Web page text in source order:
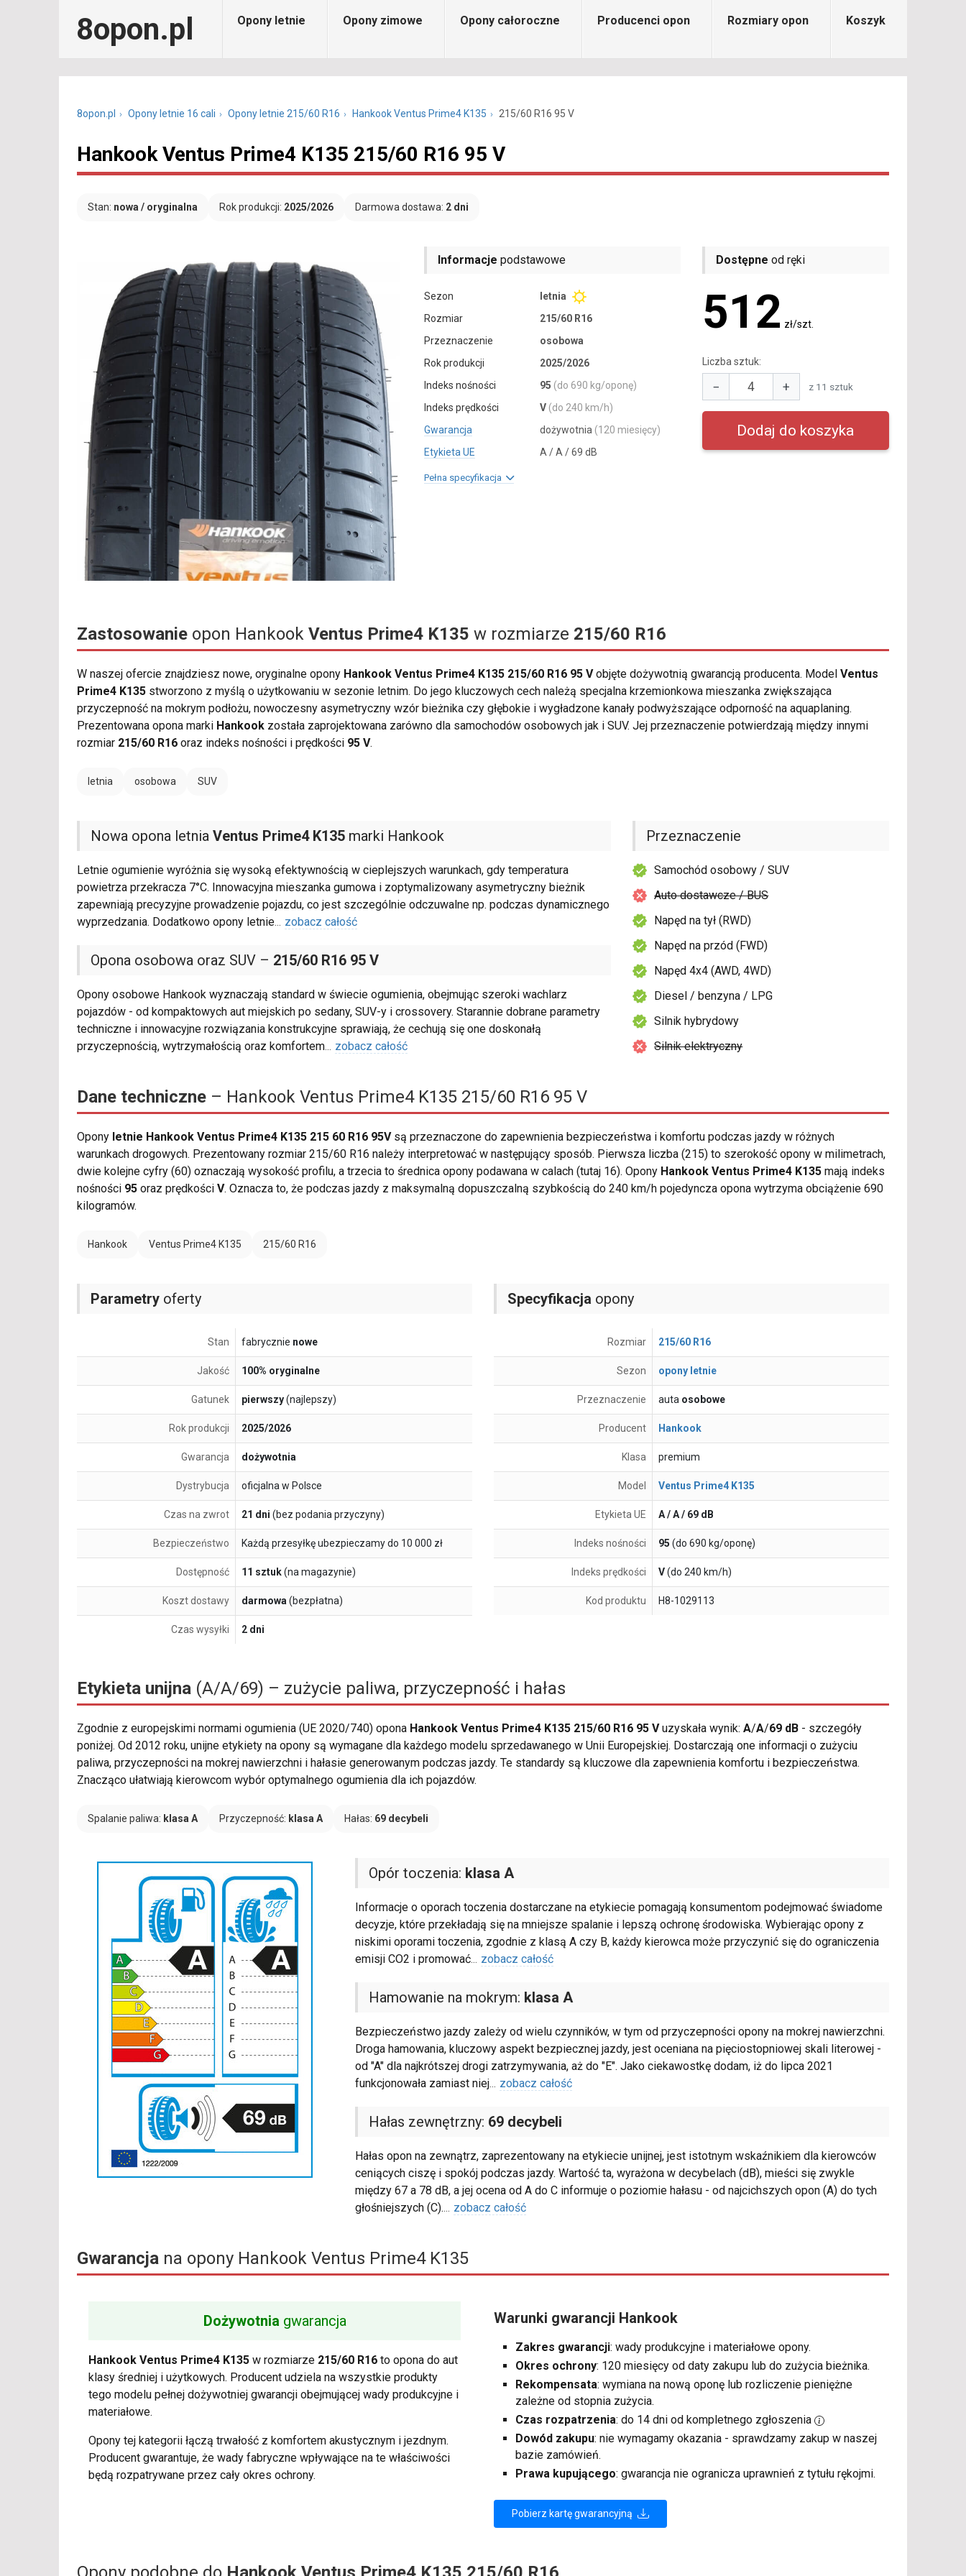
8opon.pl Opony letnie Opony zimowe Opony całoroczne Producenci opon Rozmiary opon Koszyk
8opon.pl Opony letnie 16 cali Opony letnie 215/60 R16 Hankook Ventus Prime4 K135 215/60 R16 95 V
Hankook Ventus Prime4 K135 215/60 R16 95 V
Stan: nowa / oryginalna Rok produkcji: 2025/2026 Darmowa dostawa: 2 dni
Informacje podstawowe
Sezon
letnia
Rozmiar
215/60 R16
Przeznaczenie
osobowa
Rok produkcji
2025/2026
Indeks nośności
95 (do 690 kg/oponę)
Indeks prędkości
V (do 240 km/h)
Gwarancja
dożywotnia (120 miesięcy)
Etykieta UE
A / A / 69 dB
Pełna specyfikacja
Dostępne od ręki
512 zł/szt.
Liczba sztuk:
− + z 11 sztuk
Zastosowanie opon Hankook Ventus Prime4 K135 w rozmiarze 215/60 R16
W naszej ofercie znajdziesz nowe, oryginalne opony Hankook Ventus Prime4 K135 215/60 R16 95 Vobjęte dożywotnią gwarancją producenta. Model Ventus
Prime4 K135 stworzono z myślą o użytkowaniu w sezonie letnim. Do jego kluczowych cech należą specjalna krzemionkowa mieszanka zwiększająca
przyczepność na mokrym podłożu, nowoczesny asymetryczny wzór bieżnika czy głębokie i wygładzone kanały podwyższające odporność na aquaplaning.
Prezentowana opona marki Hankook została zaprojektowana zarówno dla samochodów osobowych jak i SUV. Jej przeznaczenie potwierdzają między innymi
rozmiar 215/60 R16 oraz indeks nośności i prędkości 95 V.
letnia osobowa SUV
Nowa opona letnia Ventus Prime4 K135 marki Hankook
Letnie ogumienie wyróżnia się wysoką efektywnością w cieplejszych warunkach, gdy temperatura
powietrza przekracza 7°C. Innowacyjna mieszanka gumowa i zoptymalizowany asymetryczny bieżnik
zapewniają precyzyjne prowadzenie pojazdu, co jest szczególnie odczuwalne np. podczas dynamicznego
wyprzedzania. Dodatkowo opony letnie... zobacz całość
Opona osobowa oraz SUV – 215/60 R16 95 V
Opony osobowe Hankook wyznaczają standard w świecie ogumienia, obejmując szeroki wachlarz
pojazdów - od kompaktowych aut miejskich po sedany, SUV-y i crossovery. Starannie dobrane parametry
techniczne i innowacyjne rozwiązania konstrukcyjne sprawiają, że cechują się one doskonałą
przyczepnością, wytrzymałością oraz komfortem... zobacz całość
Przeznaczenie
Samochód osobowy / SUV
Auto dostawcze / BUS
Napęd na tył (RWD)
Napęd na przód (FWD)
Napęd 4x4 (AWD, 4WD)
Diesel / benzyna / LPG
Silnik hybrydowy
Silnik elektryczny
Dane techniczne – Hankook Ventus Prime4 K135 215/60 R16 95 V
Opony letnie Hankook Ventus Prime4 K135 215 60 R16 95Vsą przeznaczone do zapewnienia bezpieczeństwa i komfortu podczas jazdy w różnych
warunkach drogowych. Prezentowany rozmiar 215/60 R16 należy interpretować w następujący sposób. Pierwsza liczba (215) to szerokość opony w milimetrach,
dwie kolejne cyfry (60) oznaczają wysokość profilu, a trzecia to średnica opony podawana w calach (tutaj 16). Opony Hankook Ventus Prime4 K135 mają indeks
nośności 95 oraz prędkości V. Oznacza to, że podczas jazdy z maksymalną dopuszczalną szybkością do 240 km/h pojedyncza opona wytrzyma obciążenie 690
kilogramów.
Hankook Ventus Prime4 K135 215/60 R16
Parametry oferty
Stan fabrycznie nowe
Jakość 100% oryginalne
Gatunek pierwszy(najlepszy)
Rok produkcji 2025/2026
Gwarancja dożywotnia
Dystrybucja oficjalna w Polsce
Czas na zwrot 21 dni (bez podania przyczyny)
Bezpieczeństwo Każdą przesyłkę ubezpieczamy do 10 000 zł
Dostępność 11 sztuk(na magazynie)
Koszt dostawy darmowa(bezpłatna)
Czas wysyłki 2 dni
Specyfikacja opony
Rozmiar 215/60 R16
Sezon opony letnie
Przeznaczenie auta osobowe
Producent Hankook
Klasa premium
Model Ventus Prime4 K135
Etykieta UE A / A / 69 dB
Indeks nośności 95 (do 690 kg/oponę)
Indeks prędkości V(do 240 km/h)
Kod produktu H8-1029113
Etykieta unijna (A/A/69) – zużycie paliwa, przyczepność i hałas
Zgodnie z europejskimi normami ogumienia (UE 2020/740) opona Hankook Ventus Prime4 K135 215/60 R16 95 Vuzyskała wynik: A/A/69 dB - szczegóły
poniżej. Od 2012 roku, unijne etykiety na opony są wymagane dla każdego modelu sprzedawanego w Unii Europejskiej. Dostarczają one informacji o zużyciu
paliwa, przyczepności na mokrej nawierzchni i hałasie generowanym podczas jazdy. Te standardy są kluczowe dla zapewnienia komfortu i bezpieczeństwa.
Znacząco ułatwiają kierowcom wybór optymalnego ogumienia dla ich pojazdów.
Spalanie paliwa: klasa A Przyczepność: klasa A Hałas: 69 decybeli
Opór toczenia: klasa A
Informacje o oporach toczenia dostarczane na etykiecie pomagają konsumentom podejmować świadome
decyzje, które przekładają się na mniejsze spalanie i lepszą ochronę środowiska. Wybierając opony z
niskimi oporami toczenia, zgodnie z klasą A czy B, każdy kierowca może przyczynić się do ograniczenia
emisji CO2 i promować... zobacz całość
Hamowanie na mokrym: klasa A
Bezpieczeństwo jazdy zależy od wielu czynników, w tym od przyczepności opony na mokrej nawierzchni.
Droga hamowania, kluczowy aspekt bezpiecznej jazdy, jest oceniana na pięciostopniowej skali literowej -
od "A" dla najkrótszej drogi zatrzymywania, aż do "E". Jako ciekawostkę dodam, iż do lipca 2021
funkcjonowała zamiast niej... zobacz całość
Hałas zewnętrzny: 69 decybeli
Hałas opon na zewnątrz, zaprezentowany na etykiecie unijnej, jest istotnym wskaźnikiem dla kierowców
ceniących ciszę i spokój podczas jazdy. Wartość ta, wyrażona w decybelach (dB), mieści się zwykle
między 67 a 78 dB, a jej ocena od A do C informuje o poziomie hałasu - od najcichszych opon (A) do tych
głośniejszych (C).... zobacz całość
Gwarancja na opony Hankook Ventus Prime4 K135
Dożywotnia gwarancja
Hankook Ventus Prime4 K135 w rozmiarze 215/60 R16 to opona do aut
klasy średniej i użytkowych. Producent udziela na wszystkie produkty
tego modelu pełnej dożywotniej gwarancji obejmującej wady produkcyjne i
materiałowe.
Opony tej kategorii łączą trwałość z komfortem akustycznym i jezdnym.
Producent gwarantuje, że wady fabryczne wpływające na te właściwości
będą rozpatrywane przez cały okres ochrony.
Warunki gwarancji Hankook
Zakres gwarancji: wady produkcyjne i materiałowe opony.
Okres ochrony: 120 miesięcy od daty zakupu lub do zużycia bieżnika.
Rekompensata: wymiana na nową oponę lub rozliczenie pieniężne
zależne od stopnia zużycia.
Czas rozpatrzenia: do 14 dni od kompletnego zgłoszenia
Dowód zakupu: nie wymagamy okazania - sprawdzamy zakup w naszej
bazie zamówień.
Prawa kupującego: gwarancja nie ogranicza uprawnień z tytułu rękojmi.
Pobierz kartę gwarancyjną